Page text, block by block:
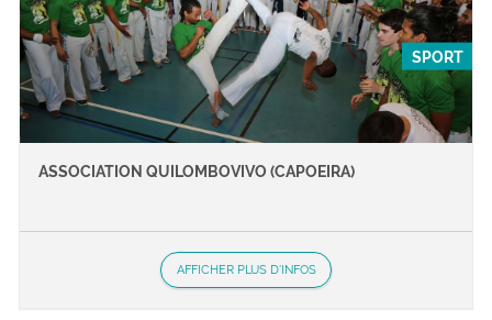
SPORT
ASSOCIATION QUILOMBOVIVO (CAPOEIRA)
AFFICHER PLUS D'INFOS